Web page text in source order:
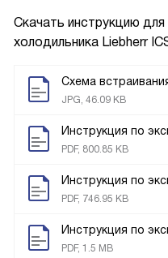
Скачать инструкцию
холодильника Liebherr
Схема
JPG, 46.09 KB
Инструкция по
PDF, 800.85 KB
Инструкция по
PDF, 746.95 KB
Инструкция по
PDF, 1.5 MB